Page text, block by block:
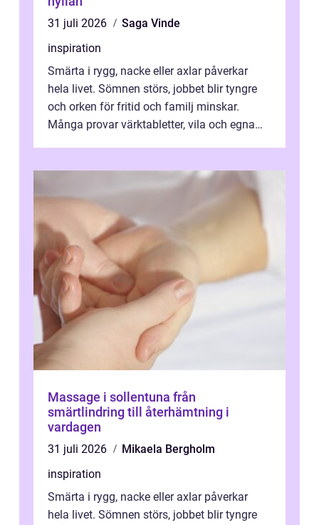
31 juli 2026
Saga Vinde
inspiration
Smärta i rygg, nacke eller axlar påverkar
hela livet. Sömnen störs, jobbet blir tyngre
och orken för fritid och familj minskar.
Många provar värktabletter, vila och egna
Massage i sollentuna från
smärtlindring till återhämtning i
vardagen
31 juli 2026
Mikaela Bergholm
inspiration
Smärta i rygg, nacke eller axlar påverkar
hela livet. Sömnen störs, jobbet blir tyngre